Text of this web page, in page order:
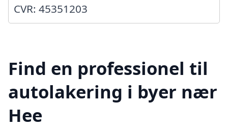
CVR: 45351203
Find en professionel til
autolakering i byer nær
Hee